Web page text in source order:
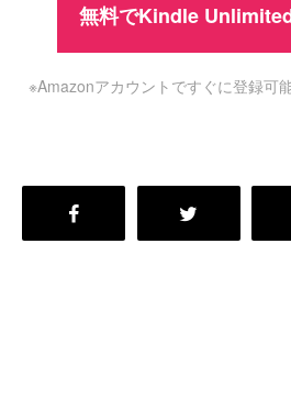
無料でKindle
※Amazonアカウントですぐに登録可